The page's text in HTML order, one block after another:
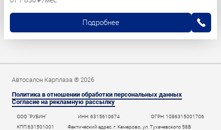
Подробнее
Автосалон Карплаза ® 2026
Политика в отношении обработки персональных данных
Согласие на рекламную рассылку
ООО "РУБИН" ИНН: 6315610674
ОГРН: 1086315001706
КПП:631501001
Фактический адрес: г. Кемерово, ул. Тухачевского 58В